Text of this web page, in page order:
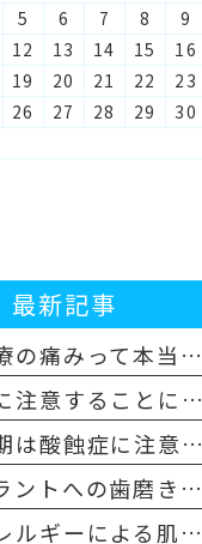
5 6 7 8
9
12 13 14 15
16
19 20 21 22
23
26 27 28 29
30
最新記事
矯正治療の痛みって本当にあるの？歯科医師が解説！体験談も交えてご紹介します
抜歯後に注意することについて
暑い時期は酸蝕症に注意しましょう！
インプラントへの歯磨き粉はどんなものを使えばいいの？
金属アレルギーによる肌荒れや舌の痛みを感じた場合は注意が必要です